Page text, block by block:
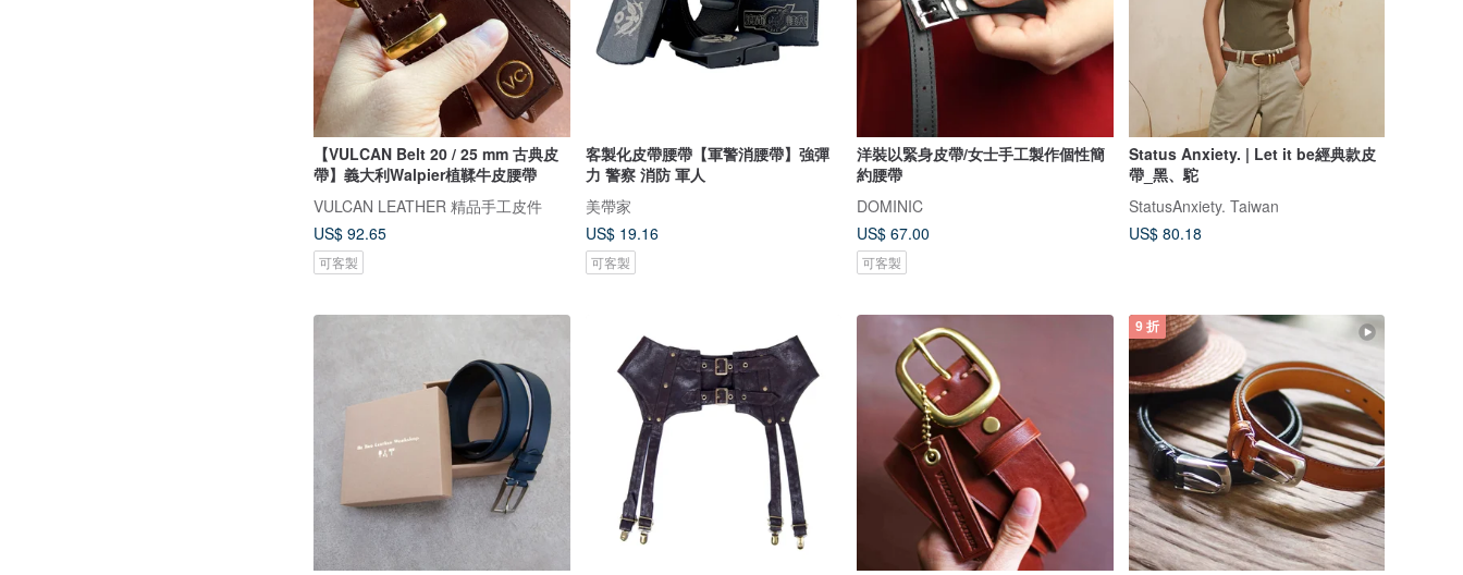
【VULCAN Belt 20 / 25 mm 古典皮
帶】義大利Walpier植鞣牛皮腰帶
VULCAN LEATHER 精品手工皮件
US$ 92.65
可客製
客製化皮帶腰帶【軍警消腰帶】強彈
力 警察 消防 軍人
美帶家
US$ 19.16
可客製
洋裝以緊身皮帶/女士手工製作個性簡
約腰帶
DOMINIC
US$ 67.00
可客製
Status Anxiety. | Let it be經典款皮
帶_黑、駝
StatusAnxiety. Taiwan
US$ 80.18
9 折